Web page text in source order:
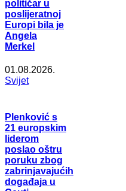
političar u
poslijeratnoj
Europi bila je
Angela
Merkel
01.08.2026.
Svijet
Plenković s
21 europskim
liderom
poslao oštru
poruku zbog
zabrinjavajućih
događaja u